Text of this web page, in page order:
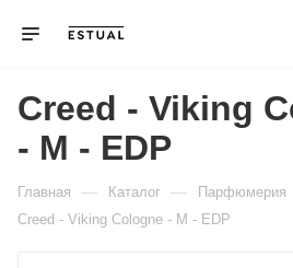
Creed - Viking
- M - EDP
Главная — Каталог — Парфюмерия
Creed - Viking Cologne - M - EDP